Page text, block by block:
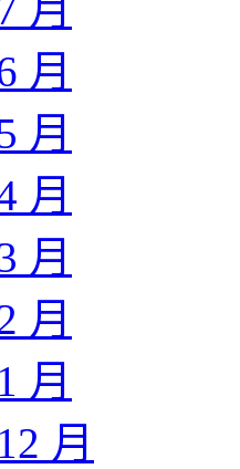
月
月
月
月
月
月
月
月